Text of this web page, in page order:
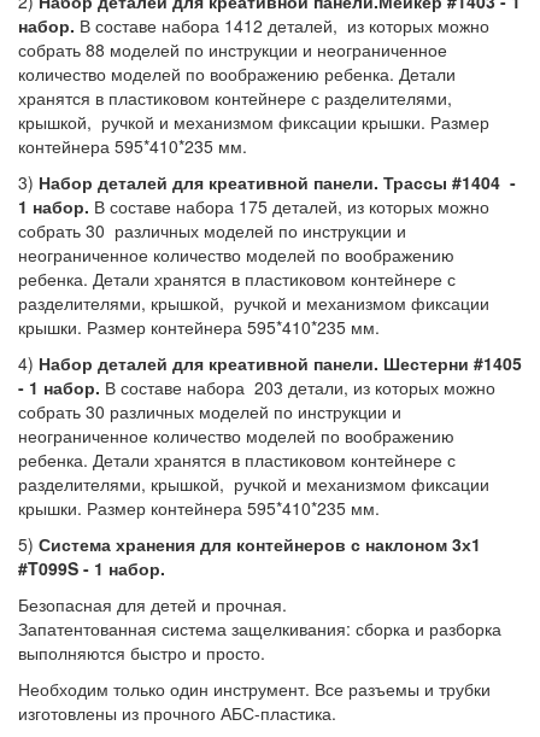
набор. В составе набора 1412 деталей, из которых можно
собрать 88 моделей по инструкции и неограниченное
количество моделей по воображению ребенка. Детали
хранятся в пластиковом контейнере с разделителями,
крышкой, ручкой и механизмом фиксации крышки. Размер
контейнера 595*410*235 мм.
3) Набор деталей для креативной панели. Трассы #1404 -
1 набор. В составе набора 175 деталей, из которых можно
собрать 30 различных моделей по инструкции и
неограниченное количество моделей по воображению
ребенка. Детали хранятся в пластиковом контейнере с
разделителями, крышкой, ручкой и механизмом фиксации
крышки. Размер контейнера 595*410*235 мм.
4) Набор деталей для креативной панели. Шестерни #1405
- 1 набор. В составе набора 203 детали, из которых можно
собрать 30 различных моделей по инструкции и
неограниченное количество моделей по воображению
ребенка. Детали хранятся в пластиковом контейнере с
разделителями, крышкой, ручкой и механизмом фиксации
крышки. Размер контейнера 595*410*235 мм.
5) Система хранения для контейнеров с наклоном 3х1
#T099S - 1 набор.
Безопасная для детей и прочная.
Запатентованная система защелкивания: сборка и разборка
выполняются быстро и просто.
Необходим только один инструмент. Все разъемы и трубки
изготовлены из прочного АБС-пластика.